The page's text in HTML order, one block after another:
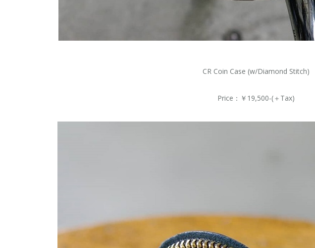
CR Coin Case (w/Diamond Stitch)
Price：￥19,500-(＋Tax)